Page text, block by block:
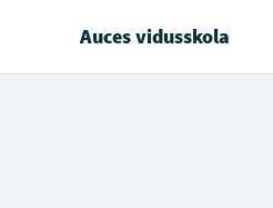
Auces vidusskola